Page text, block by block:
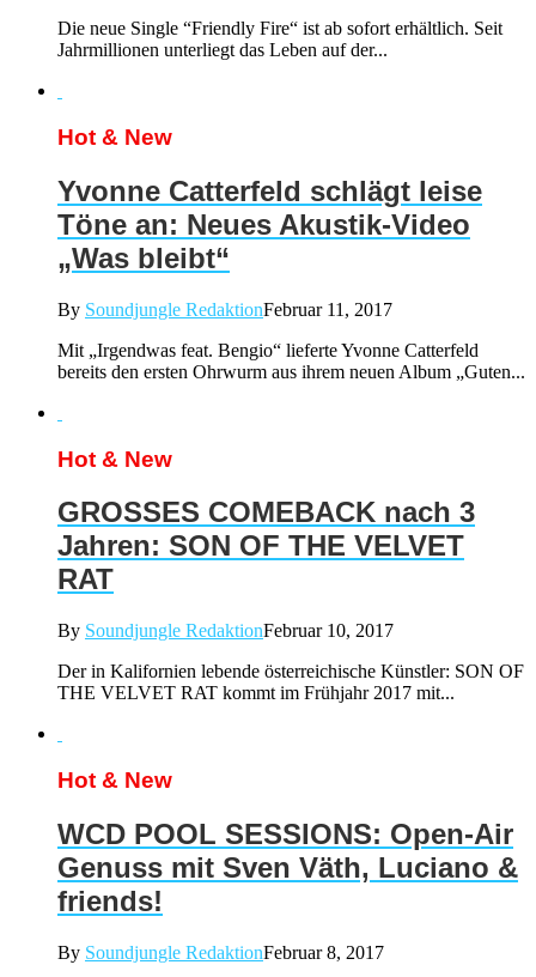
Die neue Single “Friendly Fire“ ist ab sofort erhältlich. Seit
Jahrmillionen unterliegt das Leben auf der...
Hot & New
Yvonne Catterfeld schlägt leise
Töne an: Neues Akustik-Video
„Was bleibt“
By Soundjungle RedaktionFebruar 11, 2017
Mit „Irgendwas feat. Bengio“ lieferte Yvonne Catterfeld
bereits den ersten Ohrwurm aus ihrem neuen Album „Guten...
Hot & New
GROSSES COMEBACK nach 3
Jahren: SON OF THE VELVET
RAT
By Soundjungle RedaktionFebruar 10, 2017
Der in Kalifornien lebende österreichische Künstler: SON OF
THE VELVET RAT kommt im Frühjahr 2017 mit...
Hot & New
WCD POOL SESSIONS: Open-Air
Genuss mit Sven Väth, Luciano &
friends!
By Soundjungle RedaktionFebruar 8, 2017